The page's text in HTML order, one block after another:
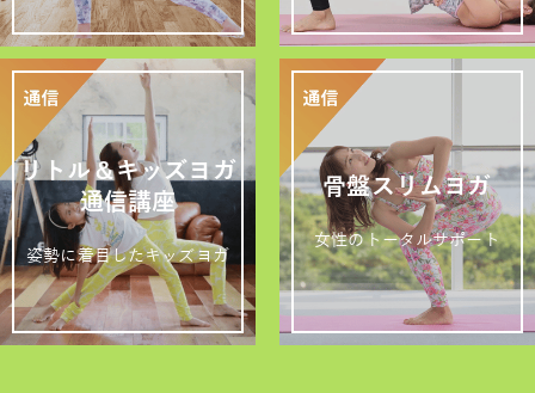
リトル＆キッズヨガ
通信講座
姿勢に着目したキッズヨガ
骨盤スリムヨガ
女性のトータルサポート